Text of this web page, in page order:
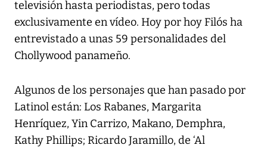
televisión hasta periodistas, pero todas
exclusivamente en vídeo. Hoy por hoy Filós ha
entrevistado a unas 59 personalidades del
Chollywood panameño.
Algunos de los personajes que han pasado por
Latinol están: Los Rabanes, Margarita
Henríquez, Yin Carrizo, Makano, Demphra,
Kathy Phillips; Ricardo Jaramillo, de ‘Al